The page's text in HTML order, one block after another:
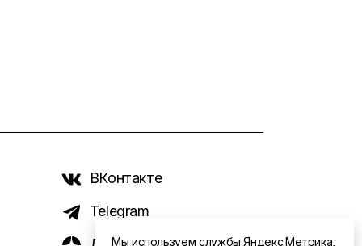
ВКонтакте
Telegram
Мы используем службы Яндекс.Метрика,